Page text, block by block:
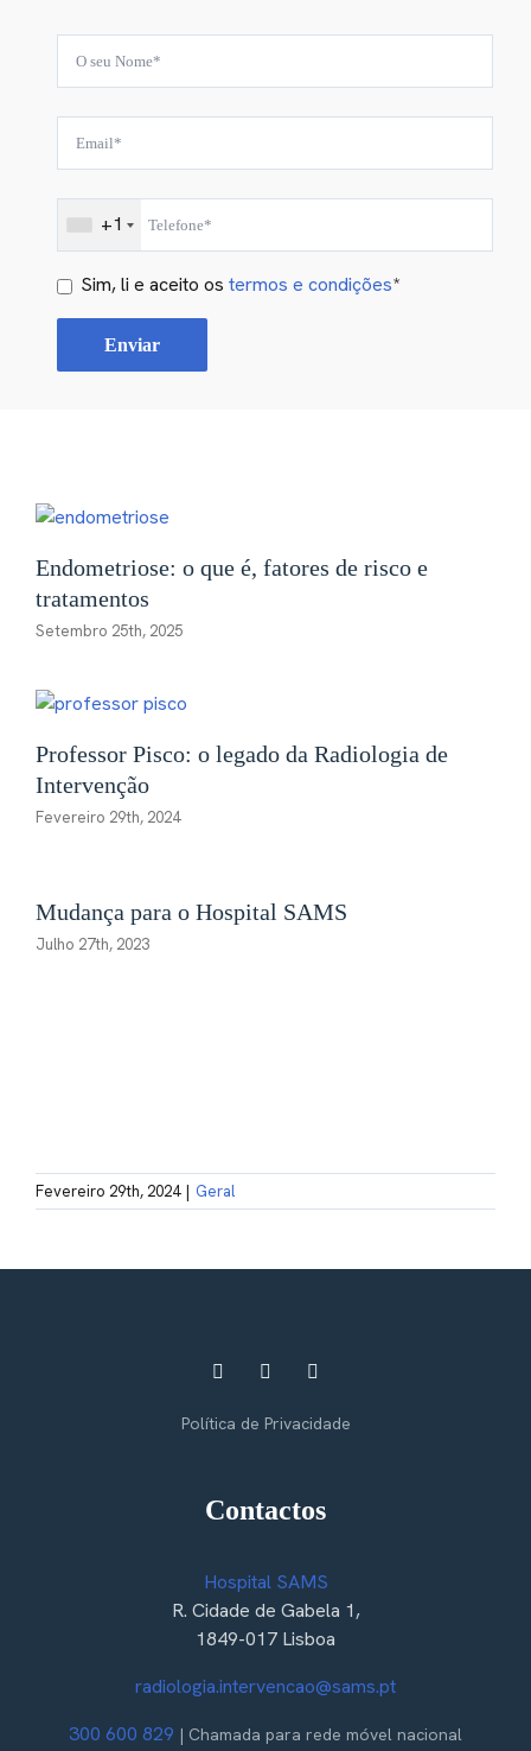
+1
Sim, li e aceito os termos e condições*
Endometriose: o que é, fatores de risco e
tratamentos
Setembro 25th, 2025
Professor Pisco: o legado da Radiologia de
Intervenção
Fevereiro 29th, 2024
Mudança para o Hospital SAMS
Julho 27th, 2023
Fevereiro 29th, 2024 | Geral
Política de Privacidade
Contactos
Hospital SAMS
R. Cidade de Gabela 1,
1849-017 Lisboa
radiologia.intervencao@sams.pt
300 600 829 | Chamada para rede móvel nacional